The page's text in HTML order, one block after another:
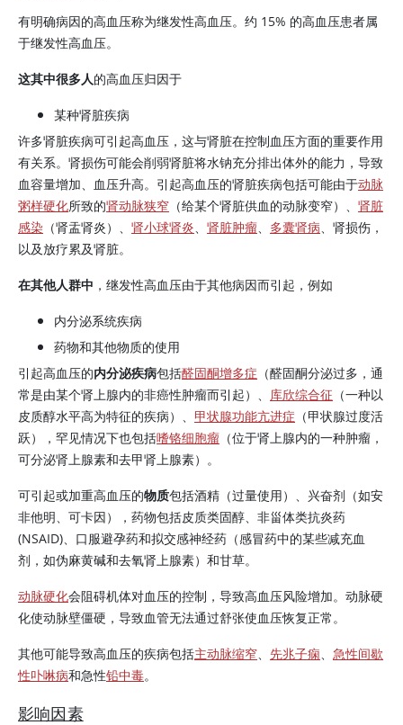
有明确病因的高血压称为继发性高血压。约 15% 的高血压患者属
于继发性高血压。
这其中很多人的高血压归因于
某种肾脏疾病
许多肾脏疾病可引起高血压，这与肾脏在控制血压方面的重要作用
有关系。肾损伤可能会削弱肾脏将水钠充分排出体外的能力，导致
血容量增加、血压升高。引起高血压的肾脏疾病包括可能由于动脉
粥样硬化所致的肾动脉狭窄 （给某个肾脏供血的动脉变窄）、 肾脏
感染 （肾盂肾炎）、 肾小球肾炎、 肾脏肿瘤、 多囊肾病、肾损伤，
以及放疗累及肾脏。
在其他人群中 ，继发性高血压由于其他病因而引起，例如
内分泌系统疾病
药物和其他物质的使用
引起高血压的内分泌疾病包括醛固酮增多症 （醛固酮分泌过多，通
常是由某个肾上腺内的非癌性肿瘤而引起）、 库欣综合征 （一种以
皮质醇水平高为特征的疾病）、 甲状腺功能亢进症 （甲状腺过度活
跃），罕见情况下也包括嗜铬细胞瘤 （位于肾上腺内的一种肿瘤，
可分泌肾上腺素和去甲肾上腺素）。
可引起或加重高血压的物质包括酒精（过量使用）、兴奋剂（如安
非他明、 可卡因），药物包括皮质类固醇、非甾体类抗炎药
(NSAID)、口服避孕药和拟交感神经药（感冒药中的某些减充血
剂，如伪麻黄碱和去氧肾上腺素）和甘草。
动脉硬化会阻碍机体对血压的控制，导致高血压风险增加。动脉硬
化使动脉壁僵硬，导致血管无法通过舒张使血压恢复正常。
其他可能导致高血压的疾病包括主动脉缩窄、 先兆子痫、 急性间歇
性卟啉病和急性铅中毒。
影响因素